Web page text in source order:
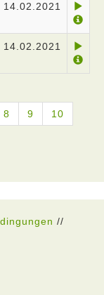
14.02.2021
14.02.2021
8 9 10
//